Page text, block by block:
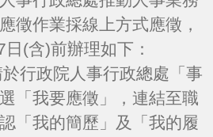
徵作業採線上方式應徵，
(含)前辦理如下：
行政院人事行政總處「事
「我要應徵」，連結至職
「我的簡歷」及「我的履